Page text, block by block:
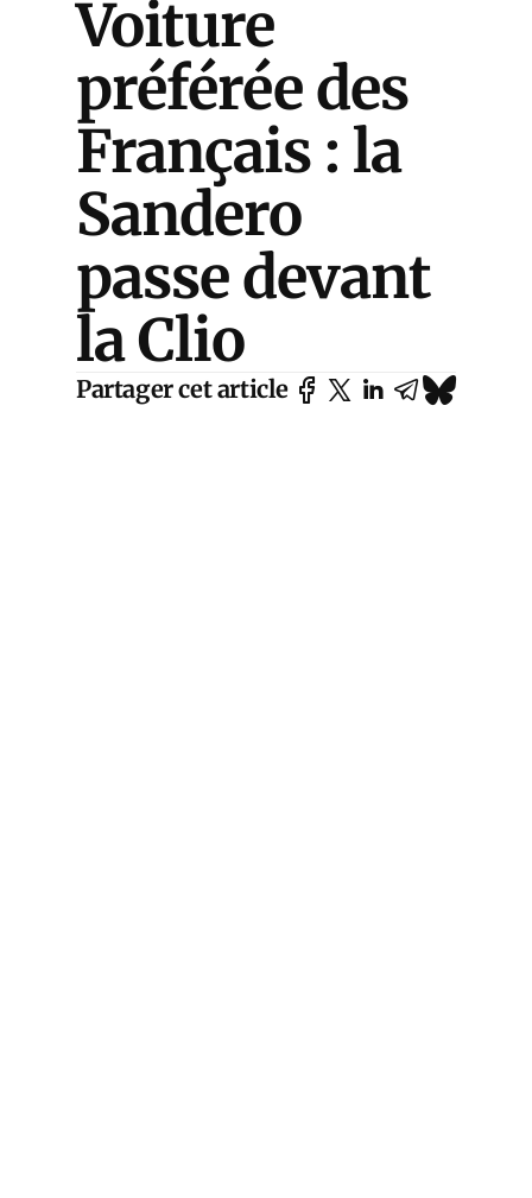
Voiture
préférée des
Français : la
Sandero
passe devant
la Clio
Partager cet article